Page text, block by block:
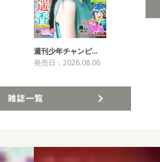
週刊少年チャンピ…
発売日：2026.08.06